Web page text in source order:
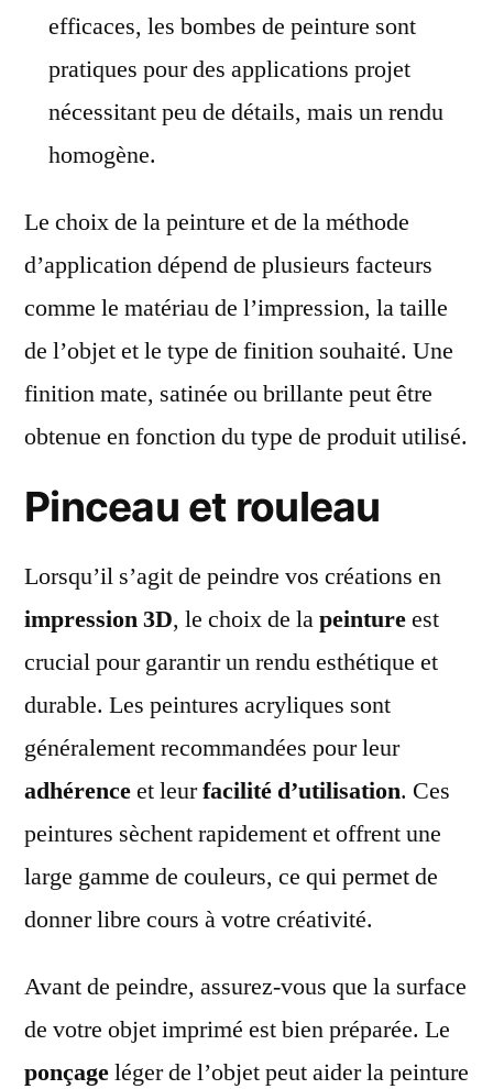
efficaces, les bombes de peinture sont
pratiques pour des applications projet
nécessitant peu de détails, mais un rendu
homogène.
Le choix de la peinture et de la méthode
d’application dépend de plusieurs facteurs
comme le matériau de l’impression, la taille
de l’objet et le type de finition souhaité. Une
finition mate, satinée ou brillante peut être
obtenue en fonction du type de produit utilisé.
Pinceau et rouleau
Lorsqu’il s’agit de peindre vos créations en
impression 3D, le choix de lapeintureest
crucial pour garantir un rendu esthétique et
durable. Les peintures acryliques sont
généralement recommandées pour leur
adhérenceet leurfacilité d’utilisation. Ces
peintures sèchent rapidement et offrent une
large gamme de couleurs, ce qui permet de
donner libre cours à votre créativité.
Avant de peindre, assurez-vous que la surface
de votre objet imprimé est bien préparée. Le
ponçageléger de l’objet peut aider la peinture